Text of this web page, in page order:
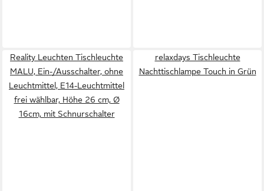
Reality Leuchten Tischleuchte
MALU, Ein-/Ausschalter, ohne
Leuchtmittel, E14-Leuchtmittel
frei wählbar, Höhe 26 cm, Ø
16cm, mit Schnurschalter
relaxdays Tischleuchte
Nachttischlampe Touch in Grün